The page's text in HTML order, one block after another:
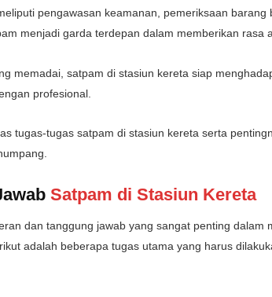
pengawasan keamanan, pemeriksaan barang
menjadi garda terdepan dalam memberikan rasa
memadai, satpam di stasiun kereta siap
profesional.
tugas-tugas satpam di stasiun kereta serta
Satpam di Stasiun Kereta
dan tanggung jawab yang sangat penting dalam
adalah beberapa tugas utama yang harus